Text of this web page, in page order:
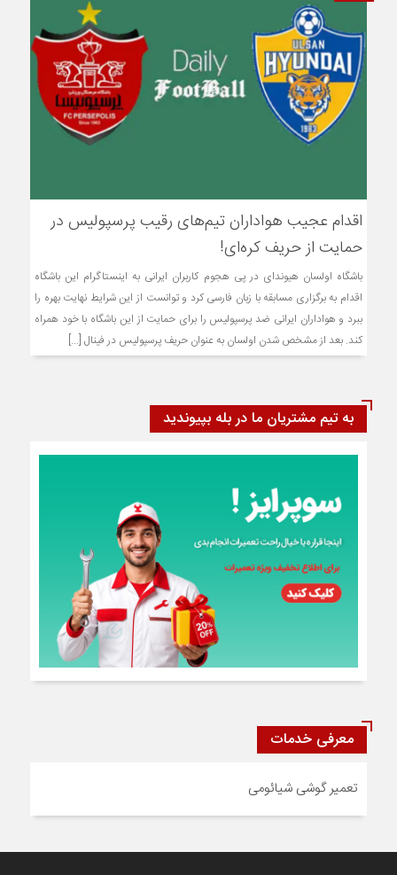
اقدام عجیب هواداران تیم‌های رقیب پرسپولیس در
حمایت از حریف کره‌ای!
باشگاه اولسان هیوندای در پی هجوم کاربران ایرانی به اینستاگرام این باشگاه
اقدام به برگزاری مسابقه با زبان فارسی کرد و توانست از این شرایط نهایت بهره را
ببرد و هواداران ایرانی ضد پرسپولیس را برای حمایت از این باشگاه با خود همراه
کند. بعد از مشخص شدن اولسان به عنوان حریف پرسپولیس در فینال [...]
به تیم مشتریان ما در بله بپیوندید
معرفی خدمات
تعمیر گوشی شیائومی